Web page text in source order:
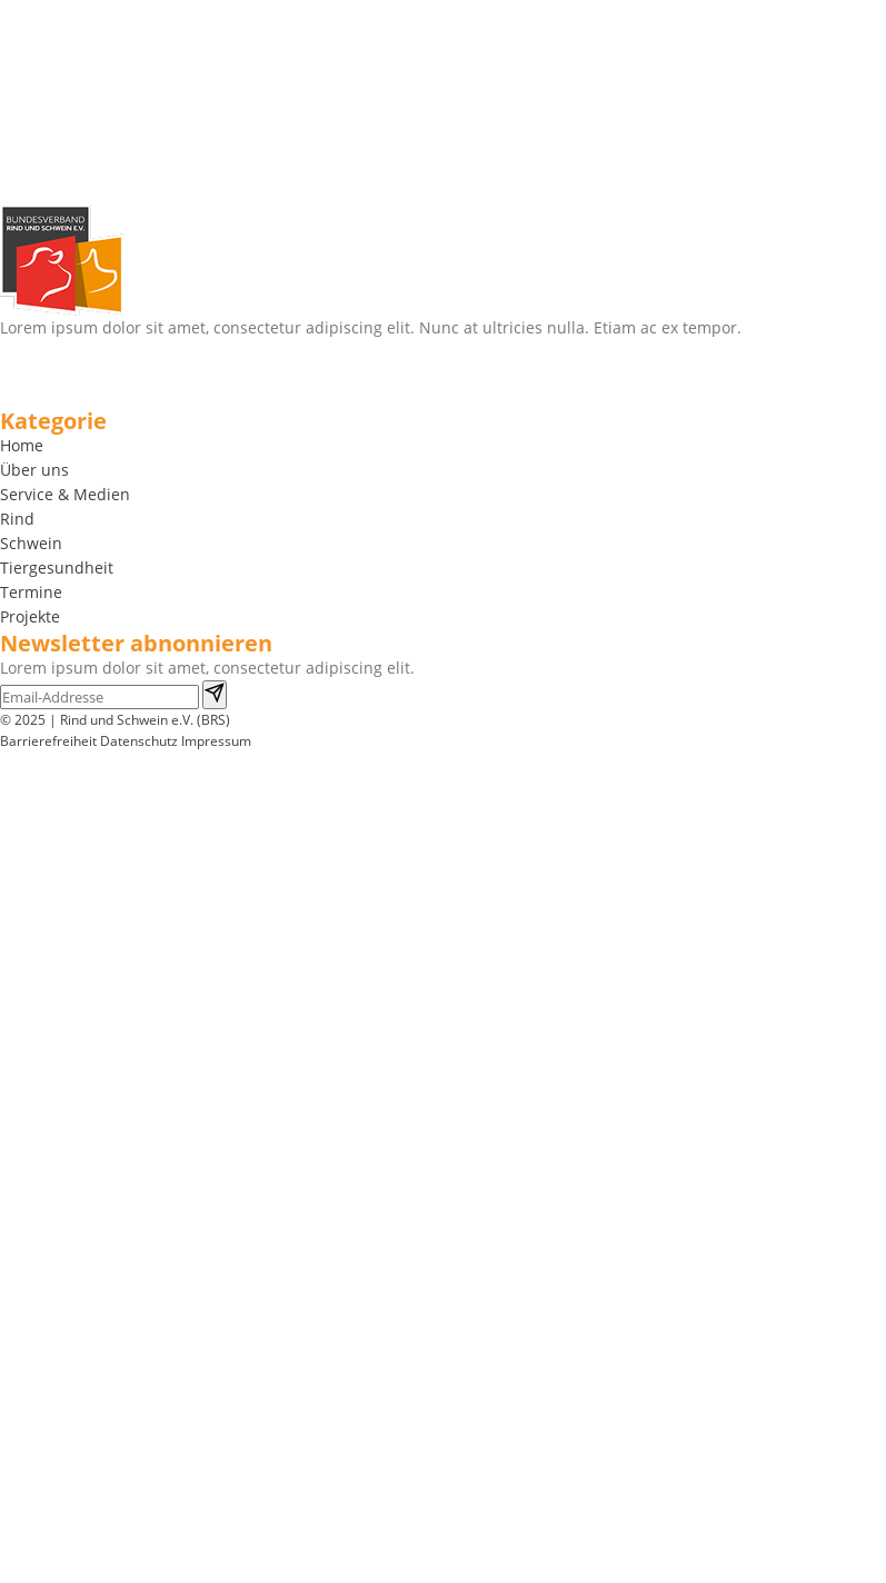
Lorem ipsum dolor sit amet, consectetur adipiscing elit. Nunc at ultricies nulla. Etiam ac ex tempor.
Kategorie
Home
Über uns
Service & Medien
Rind
Schwein
Tiergesundheit
Termine
Projekte
Newsletter abnonnieren
Lorem ipsum dolor sit amet, consectetur adipiscing elit.
© 2025 | Rind und Schwein e.V. (BRS)
Barrierefreiheit Datenschutz Impressum